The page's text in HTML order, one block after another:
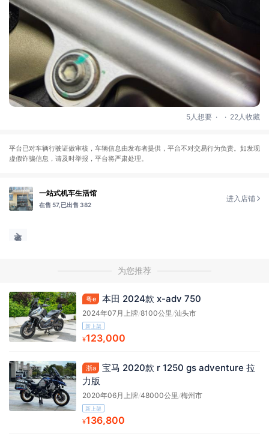
5人想要 . . 22人收藏
平台已对车辆行驶证做审核，车辆信息由发布者提供，平台不对交易行为负责。如发现
虚假诈骗信息，请及时举报，平台将严肃处理。
一站式机车生活馆
在售 57, 已出售 382
进入店铺
为您推荐
粤e 本田 2024款 x-adv 750
2024年07月上牌/8100公里/汕头市
新上架
¥123,000
浙a
宝马 2020款 r 1250 gs adventure 拉
力版
2020年06月上牌/48000公里 /梅州市
新上架
¥136,800